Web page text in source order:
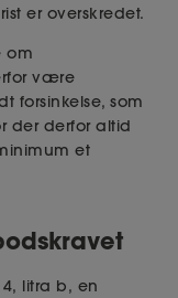
er overskredet.
om
være
forsinkelse, som
der derfor altid
et
, litra b, en